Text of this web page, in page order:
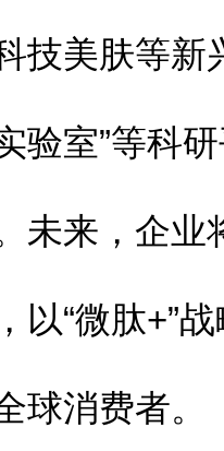
技美肤等新
验室”等科
未来，企
以“微肽+”
球消费者。